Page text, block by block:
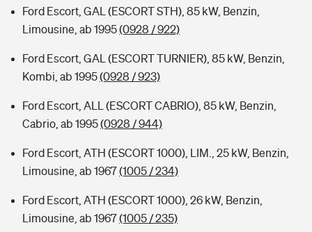
Ford Escort, GAL (ESCORT STH), 85 kW, Benzin,
Limousine, ab 1995(0928 / 922)
Ford Escort, GAL (ESCORT TURNIER), 85 kW, Benzin,
Kombi, ab 1995(0928 / 923)
Ford Escort, ALL (ESCORT CABRIO), 85 kW, Benzin,
Cabrio, ab 1995(0928 / 944)
Ford Escort, ATH (ESCORT 1000), LIM., 25 kW, Benzin,
Limousine, ab 1967(1005 / 234)
Ford Escort, ATH (ESCORT 1000), 26 kW, Benzin,
Limousine, ab 1967(1005 / 235)